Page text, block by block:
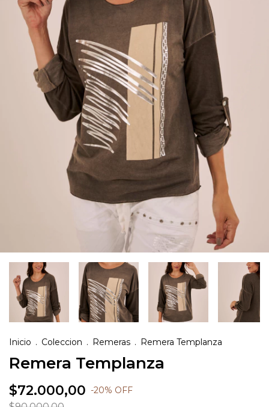
Inicio . Coleccion . Remeras . Remera Templanza
Remera Templanza
$72.000,00 -20% OFF